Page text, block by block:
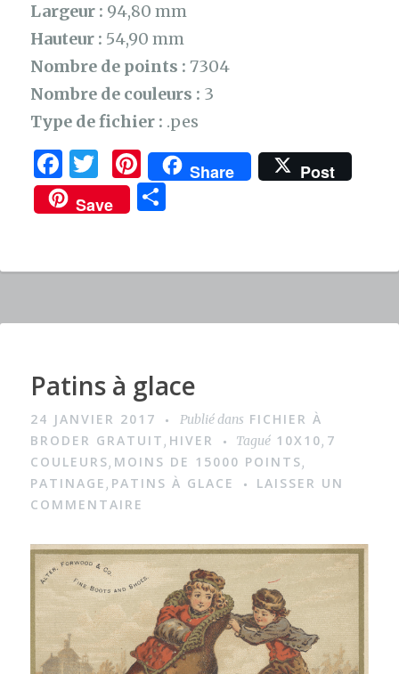
Largeur : 94,80 mm
Hauteur : 54,90 mm
Nombre de points : 7304
Nombre de couleurs : 3
Type de fichier : .pes
F
a
c
b
o
T
w
it
r
Pi
n
te
st
Share
Post
Save
g
I
a
g
e
Patins à glace
24 JANVIER 2017 Publié dans FICHIER À
BRODER GRATUIT, HIVER Tagué 10X10, 7
COULEURS, MOINS DE 15000 POINTS,
PATINAGE, PATINS À GLACE
LAISSER UN
COMMENTAIRE